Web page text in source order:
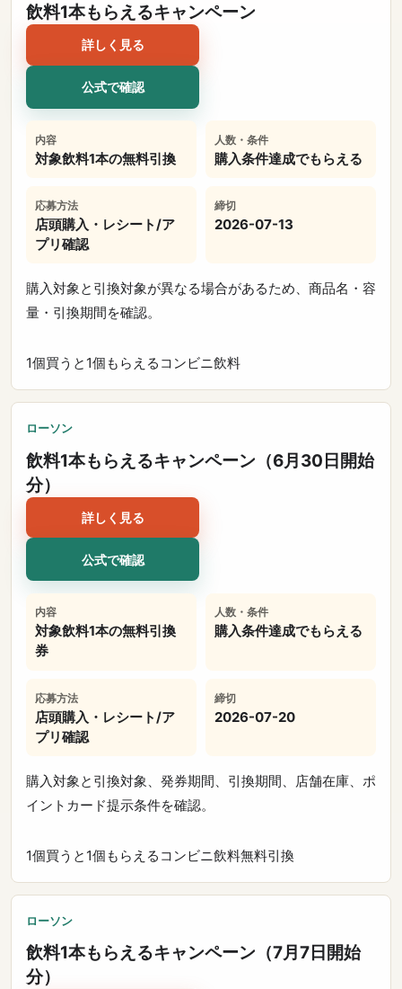
飲料1本もらえるキャンペーン
詳しく見る
公式で確認
内容
対象飲料1本の無料引換
人数・条件
購入条件達成でもらえる
応募方法
店頭購入・レシート/ア
プリ確認
締切
2026-07-13
購入対象と引換対象が異なる場合があるため、商品名・容
量・引換期間を確認。
1個買うと1個もらえる コンビニ飲料
ローソン
飲料1本もらえるキャンペーン（6月30日開始
分）
詳しく見る
公式で確認
内容
対象飲料1本の無料引換
券
人数・条件
購入条件達成でもらえる
応募方法
店頭購入・レシート/ア
プリ確認
締切
2026-07-20
購入対象と引換対象、発券期間、引換期間、店舗在庫、ポ
イントカード提示条件を確認。
1個買うと1個もらえる コンビニ飲料無料引換
ローソン
飲料1本もらえるキャンペーン（7月7日開始
分）